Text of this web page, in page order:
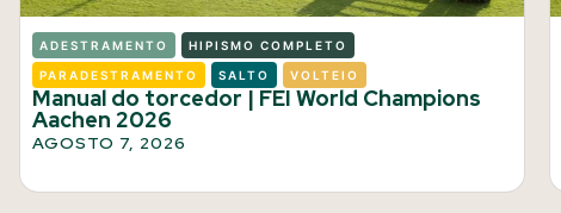
ADESTRAMENTO HIPISMO COMPLETO
PARADESTRAMENTO SALTO VOLTEIO
Manual do torcedor | FEI World Champions
Aachen 2026
AGOSTO 7, 2026